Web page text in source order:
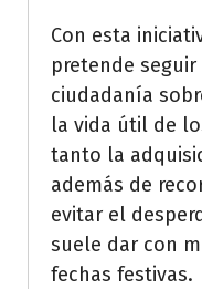
Con esta
pretende
ciudadanía
la vida útil de
tanto la
además de
evitar el
suele dar con
fechas festivas.